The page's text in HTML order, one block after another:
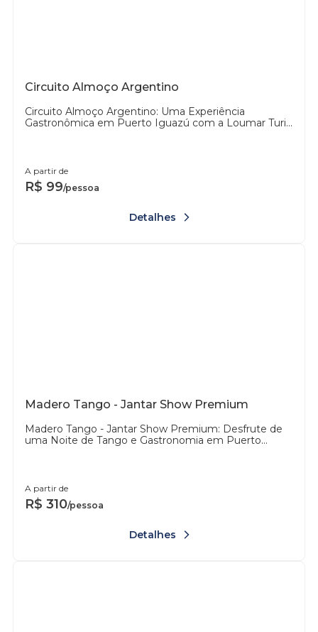
Circuito Almoço Argentino
Circuito Almoço Argentino: Uma Experiência
Gastronômica em Puerto Iguazú com a Loumar Turi...
A partir de
R$ 99/pessoa
Detalhes
Madero Tango - Jantar Show Premium
Madero Tango - Jantar Show Premium: Desfrute de
uma Noite de Tango e Gastronomia em Puerto...
A partir de
R$ 310/pessoa
Detalhes